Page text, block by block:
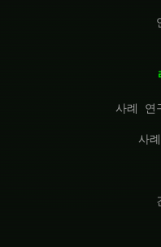
사례 연
사